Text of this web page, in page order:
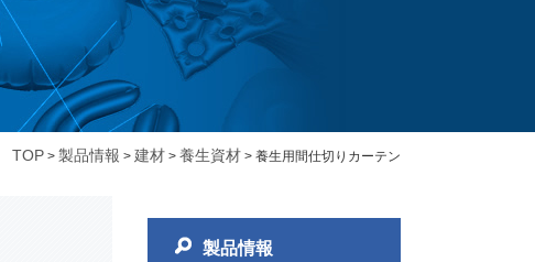
TOP > 製品情報 > 建材 > 養生資材 > 養生用間仕切りカーテン
製品情報